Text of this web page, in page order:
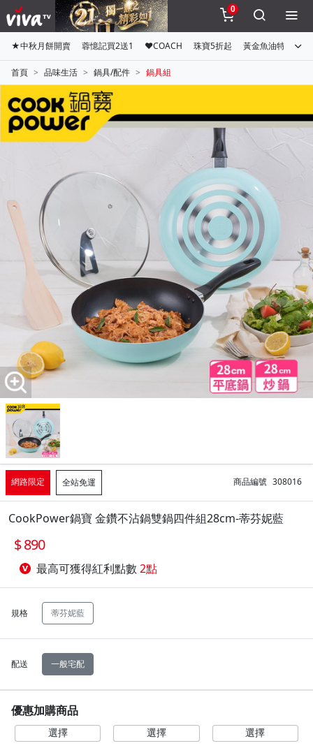
0
★中秋月餅開賣 蓉憶記買2送1 ♥COACH 珠寶5折起 黃金魚油特惠組
首頁 品味生活 鍋具/配件 鍋具組
網路限定 全站免運 商品編號 308016
CookPower鍋寶 金鑽不沾鍋雙鍋四件組28cm-蒂芬妮藍
890
最高可獲得紅利點數 2點
規格 蒂芬妮藍
配送 一般宅配
優惠加購商品